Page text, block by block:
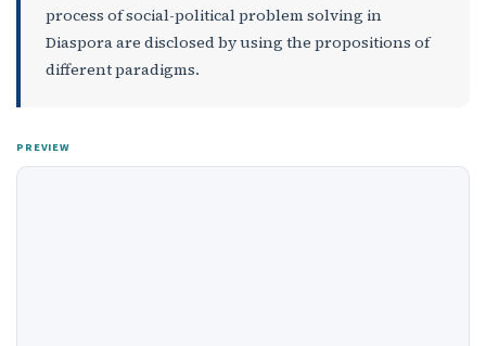
process of social-political problem solving in
Diaspora are disclosed by using the propositions of
different paradigms.
PREVIEW